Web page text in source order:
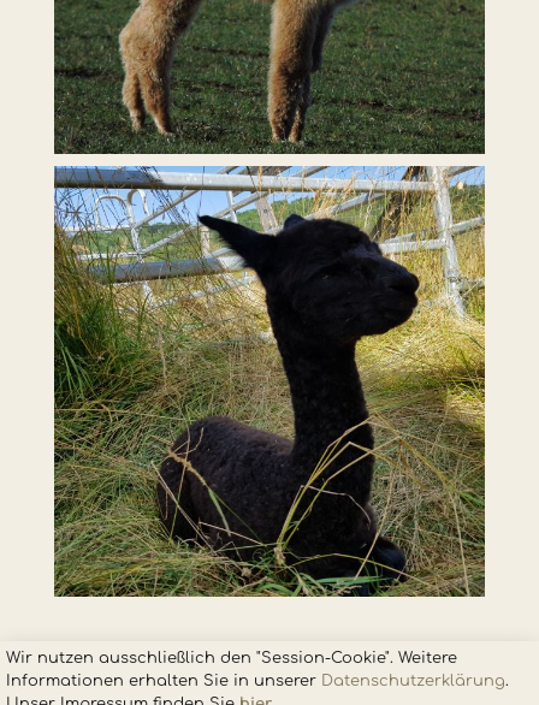
Wir nutzen ausschließlich den "Session-Cookie". Weitere
Informationen erhalten Sie in unserer Datenschutzerklärung.